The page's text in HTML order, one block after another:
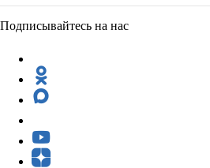
Подписывайтесь на нас